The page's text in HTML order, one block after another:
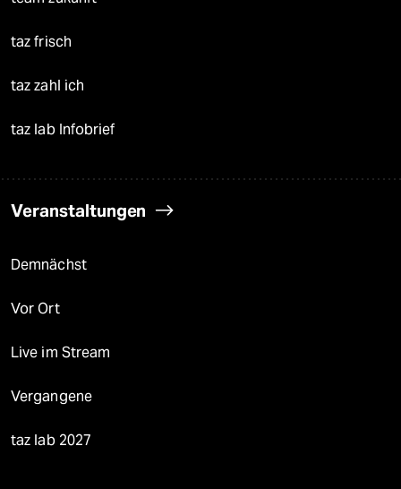
taz frisch
taz zahl ich
taz lab Infobrief
Veranstaltungen
Demnächst
Vor Ort
Live im Stream
Vergangene
taz lab 2027